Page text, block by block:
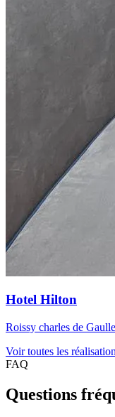
Hotel Hilton
Roissy charles de
Voir toutes les
FAQ
Questions